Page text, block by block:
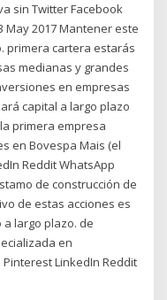
sin Twitter Facebook
May 2017 Mantener este
primera cartera estarás
medianas y grandes
en empresas
capital a largo plazo
primera empresa
en Bovespa Mais (el
Reddit WhatsApp
de construcción de
de estas acciones es
largo plazo. de
en
LinkedIn Reddit